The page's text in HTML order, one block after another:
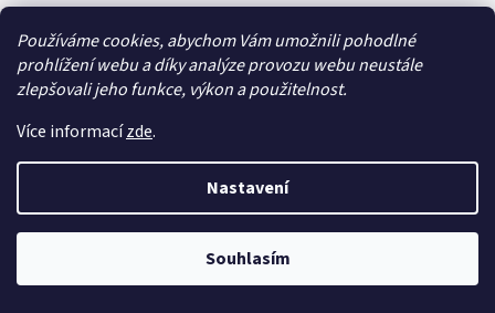
Používáme cookies, abychom Vám umožnili pohodlné
prohlížení webu a díky analýze provozu webu neustále
zlepšovali jeho funkce, výkon a použitelnost.
Více informacízde.
Nastavení
Souhlasím
Losi držák těhlice 0 a 5 st. (2): LMT 2.0 - LOS-1824